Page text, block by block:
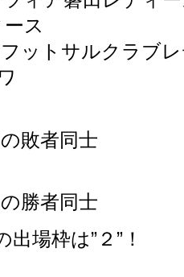
ス
ットサルクラブ
敗者同士
勝者同士
場枠は”２”！